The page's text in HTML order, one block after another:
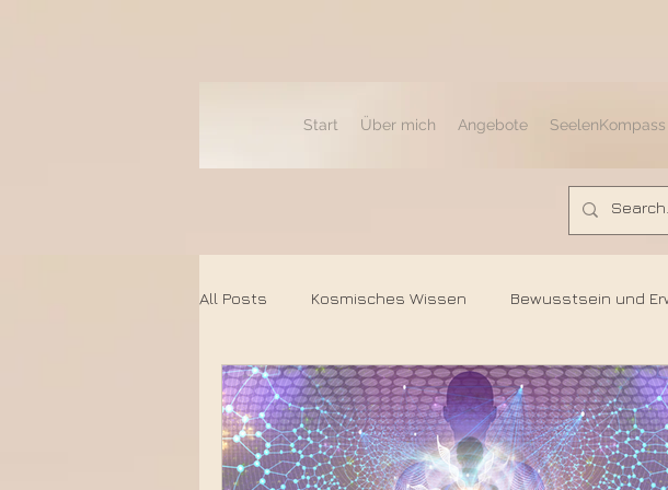
Start Über mich Angebote SeelenKompass
All Posts Kosmisches Wissen Bewusstsein und
Heilung und Transformation Atlantis & Lemuria
Lichtcodes & Dimensionen Spirituelles Erwachen